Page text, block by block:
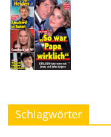
Schlagwörter